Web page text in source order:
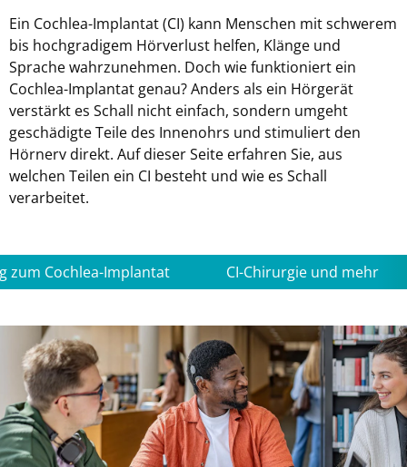
Ein Cochlea-Implantat (CI) kann Menschen mit schwerem
bis hochgradigem Hörverlust helfen, Klänge und
Sprache wahrzunehmen. Doch wie funktioniert ein
Cochlea-Implantat genau? Anders als ein Hörgerät
verstärkt es Schall nicht einfach, sondern umgeht
geschädigte Teile des Innenohrs und stimuliert den
Hörnerv direkt. Auf dieser Seite erfahren Sie, aus
welchen Teilen ein CI besteht und wie es Schall
verarbeitet.
zum Cochlea-Implantat CI-Chirurgie und mehr